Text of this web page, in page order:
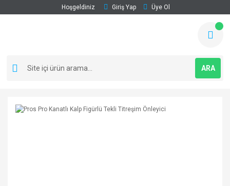
Hoşgeldiniz Giriş Yap Üye Ol
ARA